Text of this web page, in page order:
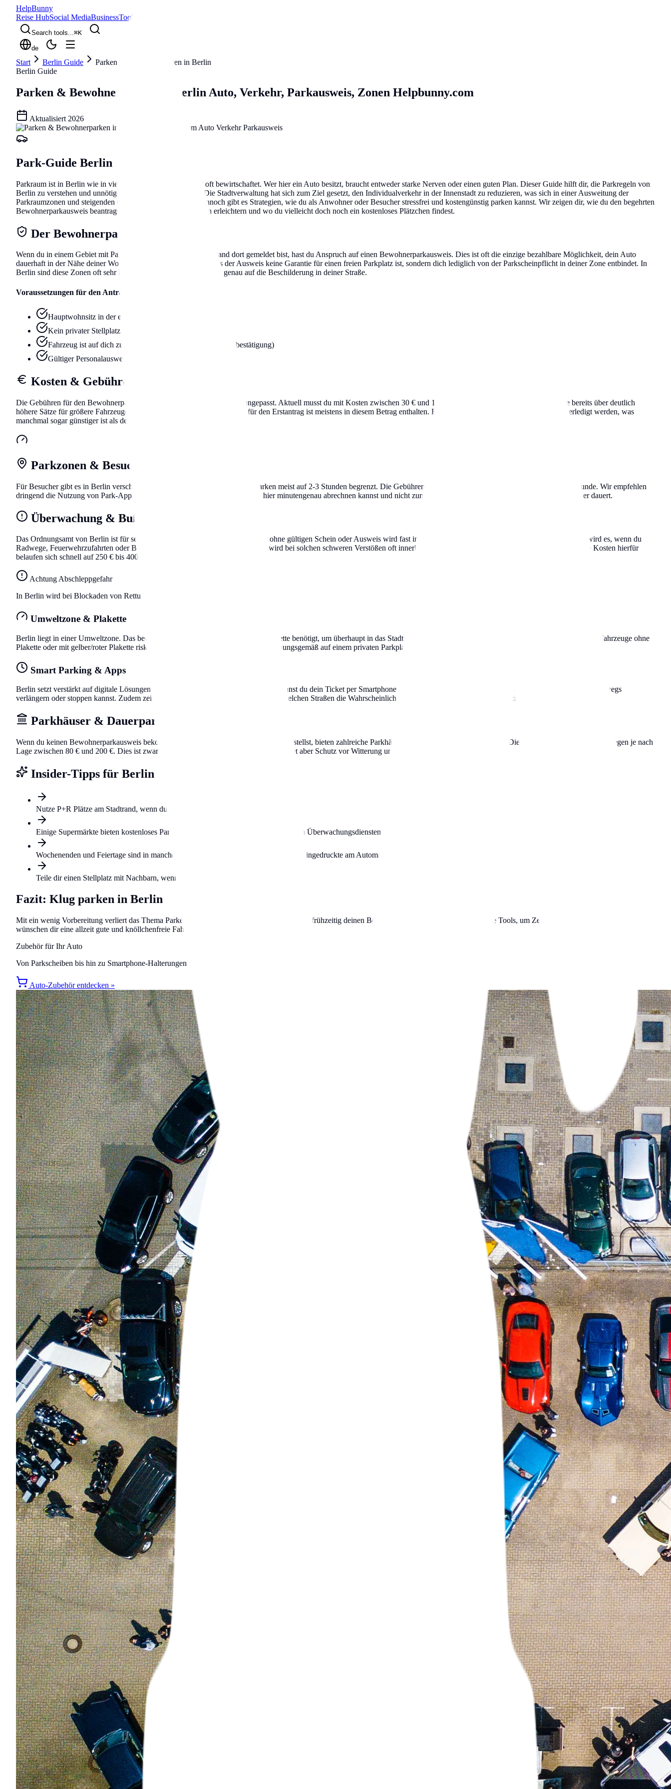
HelpBunny
Reise HubSocial MediaBusinessTools
Search tools...⌘K
de
Start Berlin Guide
Parken & Bewohnerparken in Berlin
Berlin Guide
Parken & Bewohnerparken in Berlin Auto, Verkehr, Parkausweis, Zonen Helpbunny.com
Aktualisiert 2026
Park-Guide Berlin
Parkraum ist in Berlin wie in vielen Großstädten knapp und oft bewirtschaftet. Wer hier ein Auto besitzt, braucht entweder starke Nerven oder einen guten Plan. Dieser Guide hilft dir, die Parkregeln von
Berlin zu verstehen und unnötige Bußgelder zu vermeiden. Die Stadtverwaltung hat sich zum Ziel gesetzt, den Individualverkehr in der Innenstadt zu reduzieren, was sich in einer Ausweitung der
Parkraumzonen und steigenden Gebühren widerspiegelt. Dennoch gibt es Strategien, wie du als Anwohner oder Besucher stressfrei und kostengünstig parken kannst. Wir zeigen dir, wie du den begehrten
Bewohnerparkausweis beantragst, welche Apps dir das Leben erleichtern und wo du vielleicht doch noch ein kostenloses Plätzchen findest.
Der Bewohnerparkausweis
Wenn du in einem Gebiet mit Parkraumbewirtschaftung wohnst and dort gemeldet bist, hast du Anspruch auf einen Bewohnerparkausweis. Dies ist oft die einzige bezahlbare Möglichkeit, dein Auto
dauerhaft in der Nähe deiner Wohnung abzustellen. Beachte, dass der Ausweis keine Garantie für einen freien Parkplatz ist, sondern dich lediglich von der Parkscheinpflicht in deiner Zone entbindet. In
Berlin sind diese Zonen oft sehr kleinteilig geschnitten, achte also genau auf die Beschilderung in deiner Straße.
Voraussetzungen für den Antrag
Hauptwohnsitz in der entsprechenden Parkzone
Kein privater Stellplatz (Garage/Hof) vorhanden
Fahrzeug ist auf dich zugelassen (oder dauerhafte Nutzungsbestätigung)
Gültiger Personalausweis und Fahrzeugschein Teil I
Kosten & Gebühren
Die Gebühren für den Bewohnerparkausweis in Berlin wurden kürzlich angepasst. Aktuell musst du mit Kosten zwischen 30 € und 120 € pro Jahr rechnen, wobei einige Städte bereits über deutlich
höhere Sätze für größere Fahrzeuge diskutieren. Die Bearbeitungsgebühr für den Erstantrag ist meistens in diesem Betrag enthalten. Eine Verlängerung kann oft bequem online erledigt werden, was
manchmal sogar günstiger ist als der Gang zum Amt.
Parkzonen & Besuchsparken
Für Besucher gibt es in Berlin verschiedene Zonen. In der Kernstadt ist das Parken meist auf 2-3 Stunden begrenzt. Die Gebühren liegen hier oft zwischen 1,50 € und 4,00 € pro Stunde. Wir empfehlen
dringend die Nutzung von Park-Apps wie EasyPark oder PayByPhone, da du hier minutengenau abrechnen kannst und nicht zum Automaten zurücklaufen musst, falls es doch länger dauert.
Überwachung & Bußgelder
Das Ordnungsamt von Berlin ist für seine strikte Überwachung bekannt. Parken ohne gültigen Schein oder Ausweis wird fast immer mit einem Knöllchen geahndet. Besonders teuer wird es, wenn du
Radwege, Feuerwehrzufahrten oder Behindertenparkplätze blockierst. In Berlin wird bei solchen schweren Verstößen oft innerhalb weniger Minuten der Abschleppdienst gerufen. Die Kosten hierfür
belaufen sich schnell auf 250 € bis 400 €, plus das Bußgeld.
Achtung Abschleppgefahr
In Berlin wird bei Blockaden von Rettungswegen kompromisslos abgeschleppt.
Umweltzone & Plakette
Berlin liegt in einer Umweltzone. Das bedeutet, dass dein Fahrzeug eine grüne Plakette benötigt, um überhaupt in das Stadtgebiet einfahren zu dürfen. Dies gilt unabhängig vom Parken. Fahrzeuge ohne
Plakette oder mit gelber/roter Plakette riskieren hohe Bußgelder, selbst wenn sie ordnungsgemäß auf einem privaten Parkplatz stehen, aber durch die Zone gefahren sind.
Smart Parking & Apps
Berlin setzt verstärkt auf digitale Lösungen. In fast allen bewirtschafteten Gebieten kannst du dein Ticket per Smartphone lösen. Dies hat den Vorteil, dass du die Parkzeit flexibel von unterwegs
verlängern oder stoppen kannst. Zudem zeigen einige Apps bereits in Echtzeit an, in welchen Straßen die Wahrscheinlichkeit für einen freien Parkplatz am höchsten ist.
Parkhäuser & Dauerparken
Wenn du keinen Bewohnerparkausweis bekommst oder dein Auto lieber geschützt unterstellst, bieten zahlreiche Parkhäuser in Berlin Dauermietverträge an. Die monatlichen Kosten hierfür liegen je nach
Lage zwischen 80 € und 200 €. Dies ist zwar teurer als das Parken am Straßenrand, bietet aber Schutz vor Witterung und Vandalismus.
Insider-Tipps für Berlin
Nutze P+R Plätze am Stadtrand, wenn du nur gelegentlich in die Innenstadt musst.
Einige Supermärkte bieten kostenloses Parken für Kunden, aber Vorsicht vor privaten Überwachungsdiensten!
Wochenenden und Feiertage sind in manchen Zonen gebührenfrei – achte auf das Kleingedruckte am Automaten.
Teile dir einen Stellplatz mit Nachbarn, wenn du dein Auto nur selten brauchst.
Fazit: Klug parken in Berlin
Mit ein wenig Vorbereitung verliert das Thema Parken in Berlin seinen Schrecken. Beantrage frühzeitig deinen Bewohnerparkausweis und nutze digitale Tools, um Zeit und Geld zu sparen. Wir
wünschen dir eine allzeit gute und knöllchenfreie Fahrt!
Zubehör für Ihr Auto
Von Parkscheiben bis hin zu Smartphone-Halterungen – finden Sie alles für ein entspanntes Fahren in Berlin bei Amazon.
Auto-Zubehör entdecken »